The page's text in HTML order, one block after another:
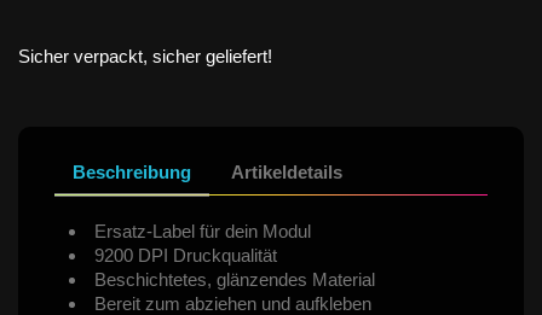
Sicher verpackt, sicher geliefert!
Beschreibung Artikeldetails
Ersatz-Label für dein Modul
9200 DPI Druckqualität
Beschichtetes, glänzendes Material
Bereit zum abziehen und aufkleben